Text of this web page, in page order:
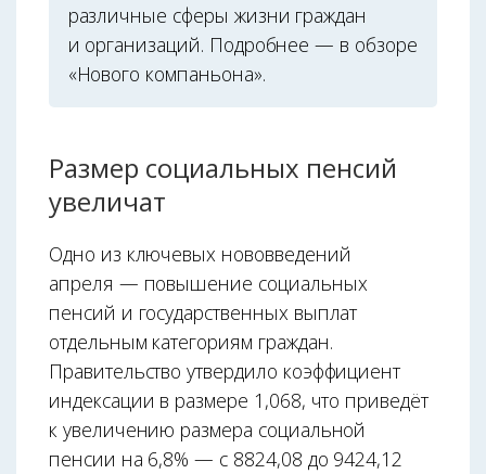
различные сферы жизни граждан
и организаций. Подробнее — в обзоре
«Нового компаньона».
Размер социальных пенсий
увеличат
Одно из ключевых нововведений
апреля — повышение социальных
пенсий и государственных выплат
отдельным категориям граждан.
Правительство утвердило коэффициент
индексации в размере 1,068, что приведёт
к увеличению размера социальной
пенсии на 6,8% — с 8824,08 до 9424,12